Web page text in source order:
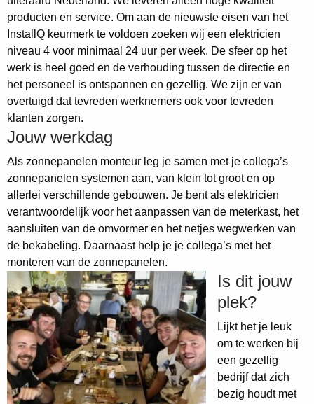
producten en service. Om aan de nieuwste eisen van het
InstallQ keurmerk te voldoen zoeken wij een elektricien
niveau 4 voor minimaal 24 uur per week. De sfeer op het
werk is heel goed en de verhouding tussen de directie en
het personeel is ontspannen en gezellig. We zijn er van
overtuigd dat tevreden werknemers ook voor tevreden
klanten zorgen.
Jouw werkdag
Als zonnepanelen monteur leg je samen met je collega’s
zonnepanelen systemen aan, van klein tot groot en op
allerlei verschillende gebouwen. Je bent als elektricien
verantwoordelijk voor het aanpassen van de meterkast, het
aansluiten van de omvormer en het netjes wegwerken van
de bekabeling. Daarnaast help je je collega’s met het
monteren van de zonnepanelen.
Is dit jouw
plek?
Lijkt het je leuk
om te werken bij
een gezellig
bedrijf dat zich
bezig houdt met